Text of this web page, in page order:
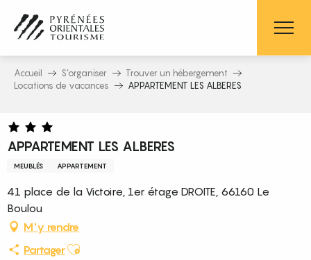
contenu
principal
Accueil S’organiser
Trouver un hébergement
Locations de vacances
APPARTEMENT LES ALBERES
APPARTEMENT LES ALBERES
MEUBLÉS APPARTEMENT
41 place de la Victoire, 1er étage DROITE, 66160 Le
Boulou
M'y rendre
PartagerAjouter aux favoris